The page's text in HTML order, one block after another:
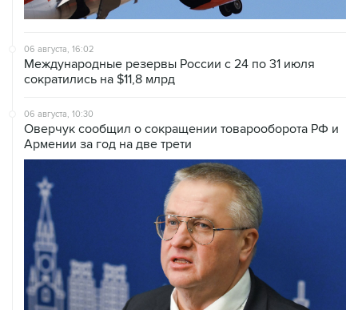
06 августа, 16:02
Международные резервы России с 24 по 31 июля
сократились на $11,8 млрд
06 августа, 10:30
Оверчук сообщил о сокращении товарооборота РФ и
Армении за год на две трети